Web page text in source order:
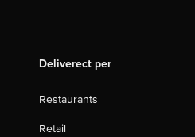
Deliverect per
Restaurants
Retail